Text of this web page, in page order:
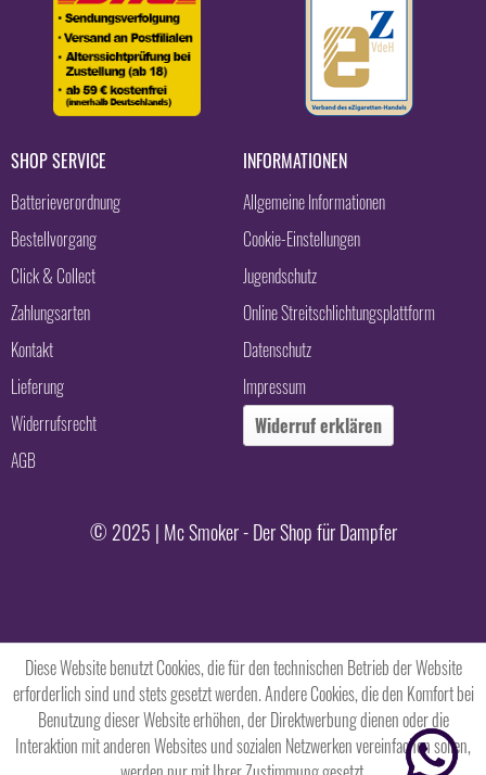
SHOP SERVICE
Batterieverordnung
Bestellvorgang
Click & Collect
Zahlungsarten
Kontakt
Lieferung
Widerrufsrecht
AGB
INFORMATIONEN
Allgemeine Informationen
Cookie-Einstellungen
Jugendschutz
Online Streitschlichtungsplattform
Datenschutz
Impressum
Widerruf erklären
© 2025 | Mc Smoker - Der Shop für Dampfer
Diese Website benutzt Cookies, die für den technischen Betrieb der Website
erforderlich sind und stets gesetzt werden. Andere Cookies, die den Komfort bei
Benutzung dieser Website erhöhen, der Direktwerbung dienen oder die
Interaktion mit anderen Websites und sozialen Netzwerken vereinfachen sollen,